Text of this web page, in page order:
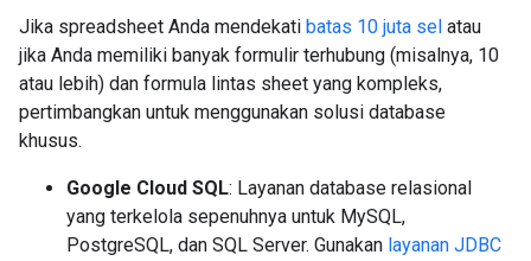
Jika spreadsheet Anda mendekati batas 10 juta sel atau
jika Anda memiliki banyak formulir terhubung (misalnya, 10
atau lebih) dan formula lintas sheet yang kompleks,
pertimbangkan untuk menggunakan solusi database
khusus.
Google Cloud SQL: Layanan database relasional
yang terkelola sepenuhnya untuk MySQL,
PostgreSQL, dan SQL Server. Gunakan layanan JDBC